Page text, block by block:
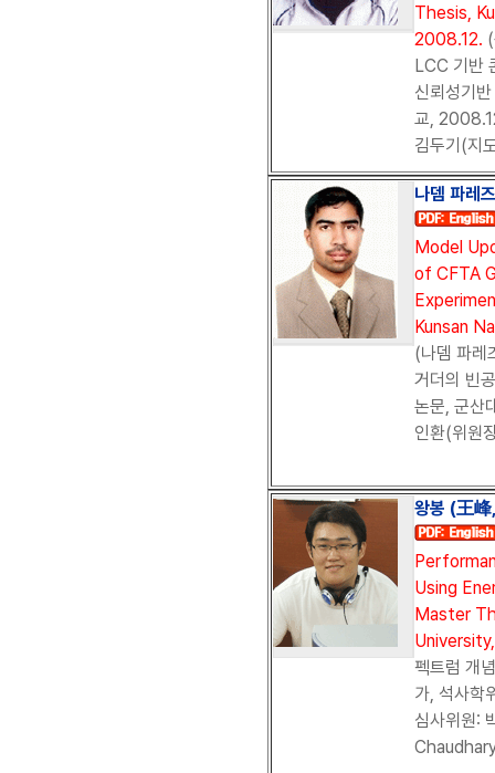
Thesis,
2008.12.
LCC 기반
신뢰성기
교,
김두기(지
나뎀 파레
Model
of CFTA
Kunsan
(나뎀 파레
거더의 빈
논문, 군산
인환(위원
왕봉 (王
Using
Master
펙트럼 개
가, 석사학
심사위원: